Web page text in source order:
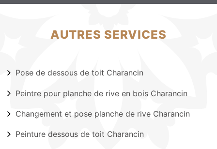
AUTRES SERVICES
Pose de dessous de toit Charancin
Peintre pour planche de rive en bois Charancin
Changement et pose planche de rive Charancin
Peinture dessous de toit Charancin